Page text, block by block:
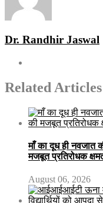
Dr. Randhir Jaswal
Related Articles
माँ का दूध ही नवजात
मजबूत प्रतिरोधक
August 06, 2026